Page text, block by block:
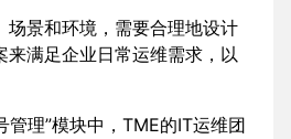
场景和环境，需要合理地设计
来满足企业日常运维需求，以
理”模块中，TME的IT运维团